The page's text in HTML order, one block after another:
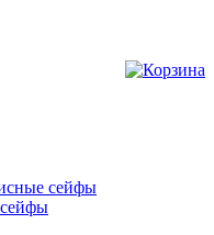
сейфы